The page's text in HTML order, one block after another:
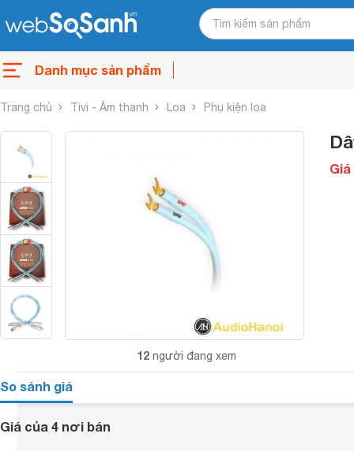
Danh mục sản phẩm
Trang chủ Tivi - Âm thanh Loa Phụ kiện loa
12 người đang xem
Giá
So sánh giá
Giá của 4 nơi bán